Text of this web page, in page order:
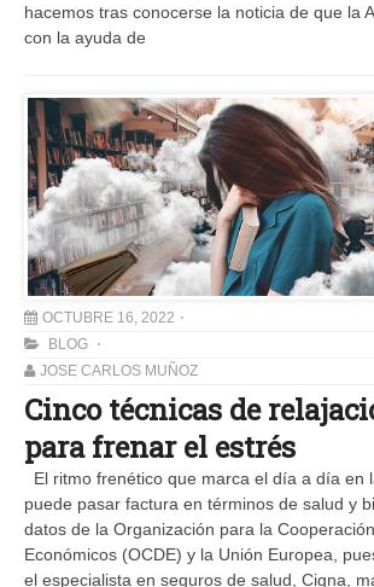
hacemos tras conocerse la noticia de que la
con la ayuda de
OCTUBRE 16, 2022
BLOG
JOSE CARLOS MUÑOZ
Cinco técnicas de
para frenar el estrés
El ritmo frenético que marca el día a día en
puede pasar factura en términos de salud y
datos de la Organización para la
Económicos (OCDE) y la Unión Europea,
el especialista en seguros de salud, Cigna,